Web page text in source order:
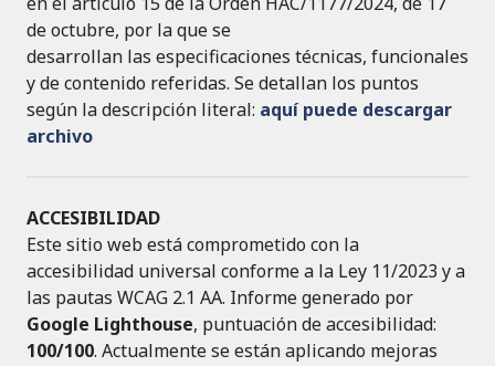
de octubre, por la que se
desarrollan las especificaciones técnicas, funcionales
y de contenido referidas. Se detallan los puntos
según la descripción literal: aquí puede descargar
archivo
ACCESIBILIDAD
Este sitio web está comprometido con la
accesibilidad universal conforme a la Ley 11/2023 y a
las pautas WCAG 2.1 AA. Informe generado por
Google Lighthouse, puntuación de accesibilidad:
100/100. Actualmente se están aplicando mejoras